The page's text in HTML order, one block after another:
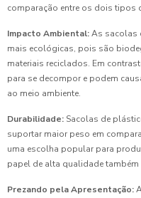
comparação entre os dois tipos
Impacto Ambiental:As sacolas
mais ecológicas, pois são
materiais reciclados. Em
para se decompor e podem
ao meio ambiente.
Durabilidade: Sacolas de
suportar maior peso em
uma escolha popular para
papel de alta qualidade
Prezando pela Apresentação: